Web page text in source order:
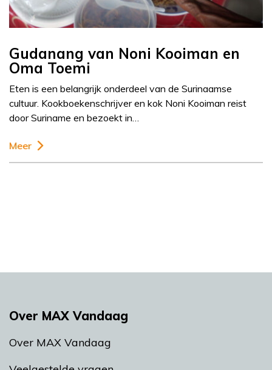
Gudanang van Noni Kooiman en
Oma Toemi
Eten is een belangrijk onderdeel van de Surinaamse
cultuur. Kookboekenschrijver en kok Noni Kooiman reist
door Suriname en bezoekt in…
Meer
Over MAX Vandaag
Over MAX Vandaag